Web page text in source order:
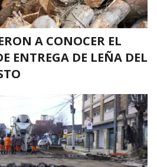
A CONOCER EL
ENTREGA DE LEÑA DEL